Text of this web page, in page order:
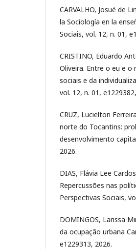
CARVALHO, Josué de
la Sociología en la
Sociais, vol. 12, n. 01,
CRISTINO, Eduardo
Oliveira. Entre o eu e
sociais e da
vol. 12, n. 01,
CRUZ, Lucielton
norte do Tocantins:
desenvolvimento
2026.
DIAS, Flávia Lee
Repercussões nas
Perspectivas Sociais,
DOMINGOS, Larissa
da ocupação urbana
e1229313, 2026.